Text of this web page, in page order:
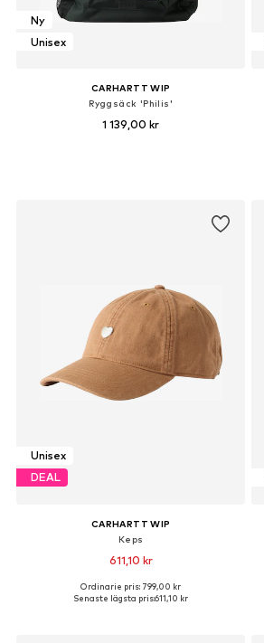
Ny
Unisex
CARHARTT WIP
Ryggsäck 'Philis'
1 139,00 kr
Unisex
DEAL
CARHARTT WIP
Keps
611,10 kr
Tillgängliga storlekar: 55-60
Ordinarie pris: 799,00 kr
Senaste lägsta pris:611,10 kr